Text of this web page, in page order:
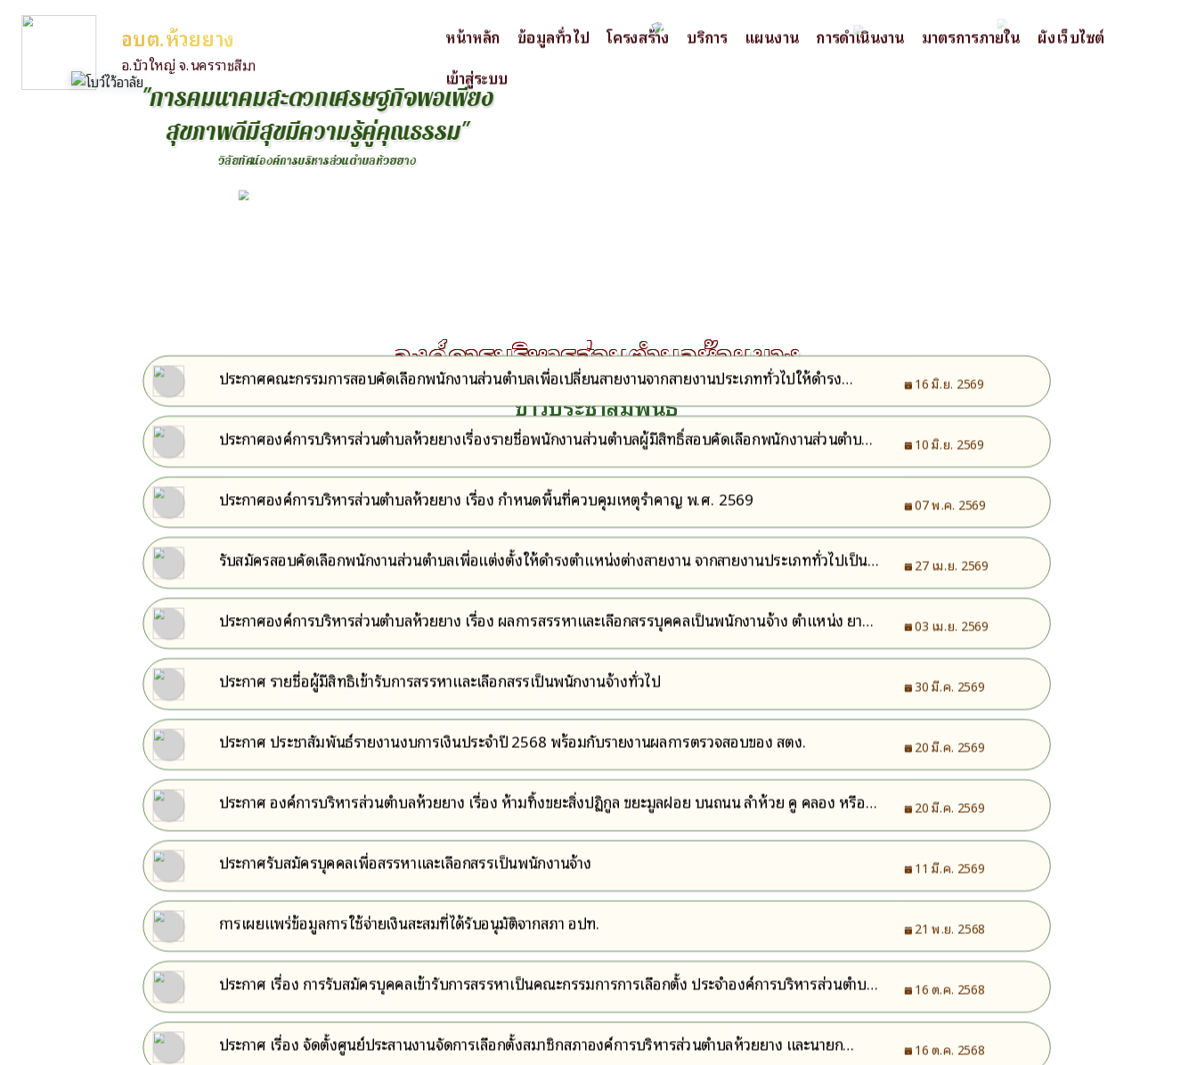
อบต.ห้วยยาง
อ.บัวใหญ่ จ.นครราชสีมา
หน้าหลัก ข้อมูลทั่วไป โครงสร้าง บริการ แผนงาน การดำเนินงาน มาตรการภายใน ผังเว็บไซต์
เข้าสู่ระบบ
"การคมนาคมสะดวกเศรษฐกจพอเพยง
สขภาพดมสขมความรคคณธรรม"
วสยทศนองคการบรหารสวนตำบลหวยยาง
องค์การบริหารส่วนตำบลห้วยยาง
ข่าวประชาสัมพันธ์
ประกาศคณะกรรมการสอบคัดเลือกพนักงานส่วนตำบลเพื่อเปลี่ยนสายงานจากสายงานประเภททั่วไปให้ดำรง
ตำแหน่งในสายงานประเภทวิชาการ
16 มิ.ย. 2569
ประกาศองค์การบริหารส่วนตำบลห้วยยางเรื่องรายชื่อพนักงานส่วนตำบลผู้มีสิทธิ์สอบคัดเลือกพนักงานส่วนตำบล
เพื่อแต่งตั้งให้ดำรงตำแหน่งต่างสายงานจากสายงานประเภททั่วไปเป็นสายงานประเภทวิชาการ
10 มิ.ย. 2569
ประกาศองค์การบริหารส่วนตำบลห้วยยาง เรื่อง กำหนดพื้นที่ควบคุมเหตุรำคาญ พ.ศ. 2569 07 พ.ค. 2569
รับสมัครสอบคัดเลือกพนักงานส่วนตำบลเพื่อแต่งตั้งให้ดำรงตำแหน่งต่างสายงาน จากสายงานประเภททั่วไปเป็น
สายงานประเภทวิชาการ ตำแหน่ง นักวิเคราะห์นโยบายและแผน
27 เม.ย. 2569
ประกาศองค์การบริหารส่วนตำบลห้วยยาง เรื่อง ผลการสรรหาและเลือกสรรบุคคลเป็นพนักงานจ้าง ตำแหน่ง ยาม
อบต.ห้วยยาง อำเภอบัวใหญ่ จังหวัดนครราชสีมา
03 เม.ย. 2569
ประกาศ รายชื่อผู้มีสิทธิเข้ารับการสรรหาและเลือกสรรเป็นพนักงานจ้างทั่วไป 30 มี.ค. 2569
ประกาศ ประชาสัมพันธ์รายงานงบการเงินประจำปี 2568 พร้อมกับรายงานผลการตรวจสอบของ สตง. 20 มี.ค. 2569
ประกาศ องค์การบริหารส่วนตำบลห้วยยาง เรื่อง ห้ามทิ้งขยะสิ่งปฏิกูล ขยะมูลฝอย บนถนน ลำห้วย คู คลอง หรือที่
สาธาร
20 มี.ค. 2569
ประกาศรับสมัครบุคคลเพื่อสรรหาและเลือกสรรเป็นพนักงานจ้าง 11 มี.ค. 2569
การเผยแพร่ข้อมูลการใช้จ่ายเงินสะสมที่ได้รับอนุมัติจากสภา อปท. 21 พ.ย. 2568
ประกาศ เรื่อง การรับสมัครบุคคลเข้ารับการสรรหาเป็นคณะกรรมการการเลือกตั้ง ประจำองค์การบริหารส่วนตำบล
ห้วยยาง
16 ต.ค. 2568
ประกาศ เรื่อง จัดตั้งศูนย์ประสานงานจัดการเลือกตั้งสมาชิกสภาองค์การบริหารส่วนตำบลห้วยยาง และนายก
16 ต.ค. 2568